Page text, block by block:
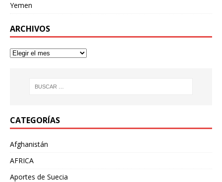
Yemen
ARCHIVOS
CATEGORÍAS
Afghanistán
AFRICA
Aportes de Suecia